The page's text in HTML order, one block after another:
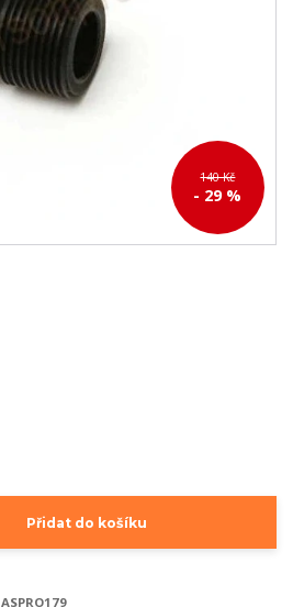
140 Kč
- 29 %
Přidat do košíku
ASPRO179